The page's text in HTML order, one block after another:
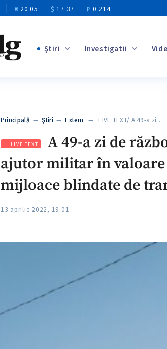
€ 20.05 $ 17.37 ₽ 0.214
Ştiri Investigatii
Principală —Ştiri —Extern — LIVE TEXT/ A 49-a zi…
LIVE TEXT
A 49-a zi de
ajutor militar în valoare
mijloace blindate de
13 aprilie 2022, 19:01